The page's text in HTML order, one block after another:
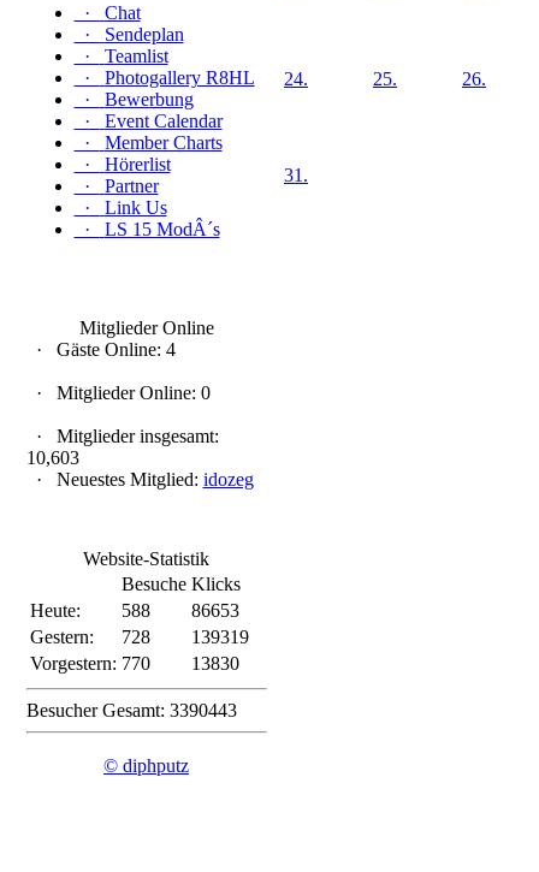
·
Chat
·
Sendeplan
·
Teamlist
·
Photogallery R8HL
·
Bewerbung
·
Event Calendar
·
Member Charts
·
Hörerlist
·
Partner
·
Link Us
·
LS 15 ModÂ´s
Mitglieder Online
·
Gäste Online: 4
· Mitglieder Online: 0
·
Mitglieder insgesamt:
10,603
·
Neuestes Mitglied: idozeg
Website-Statistik
Besuche Klicks
Heute:
588
86653
Gestern:
728
139319
Vorgestern: 770 13830
Besucher Gesamt: 3390443
© diphputz
24. 25. 26.
31.